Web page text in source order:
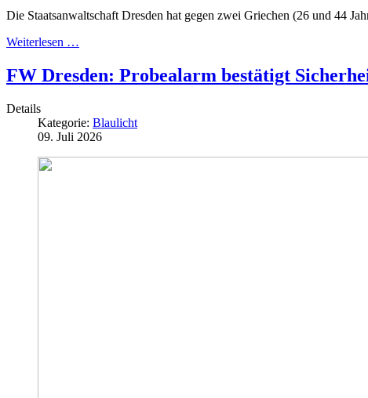
Die Staatsanwaltschaft Dresden hat gegen zwei Griechen (26 und 44
Weiterlesen …
FW Dresden: Probealarm bestätigt
Details
Kategorie: Blaulicht
09. Juli 2026